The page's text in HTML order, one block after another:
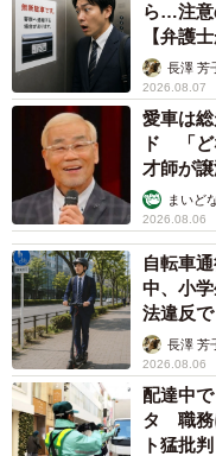
しましたね。でも、い
た。
――おばあちゃんから
灯油：祖母から「孫に
でしょ！また行きたい
です。思わず目が潤ん
ら…注意
【弁護
長澤 芳
2026.08.07
愛車は
ド 「ど
才師が
まいど
2026.08.06
自転車
中、小
法違反
説】長澤 芳
2026.08.06
配達中
タ 職務
ト猛批